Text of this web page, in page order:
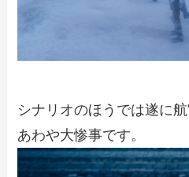
シナリオのほうでは遂に
あわや大惨事です。